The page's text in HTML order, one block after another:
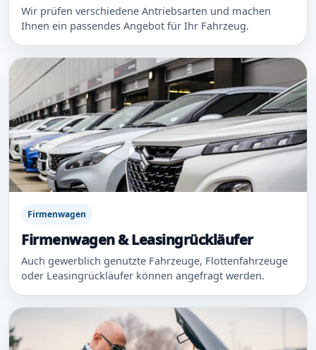
Wir prüfen verschiedene Antriebsarten und machen
Ihnen ein passendes Angebot für Ihr Fahrzeug.
Firmenwagen
Firmenwagen & Leasingrückläufer
Auch gewerblich genutzte Fahrzeuge, Flottenfahrzeuge
oder Leasingrückläufer können angefragt werden.